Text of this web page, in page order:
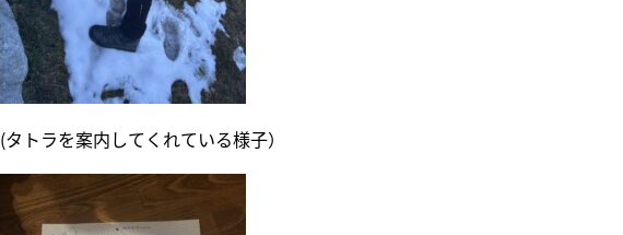
(タトラを案内してくれている様子）